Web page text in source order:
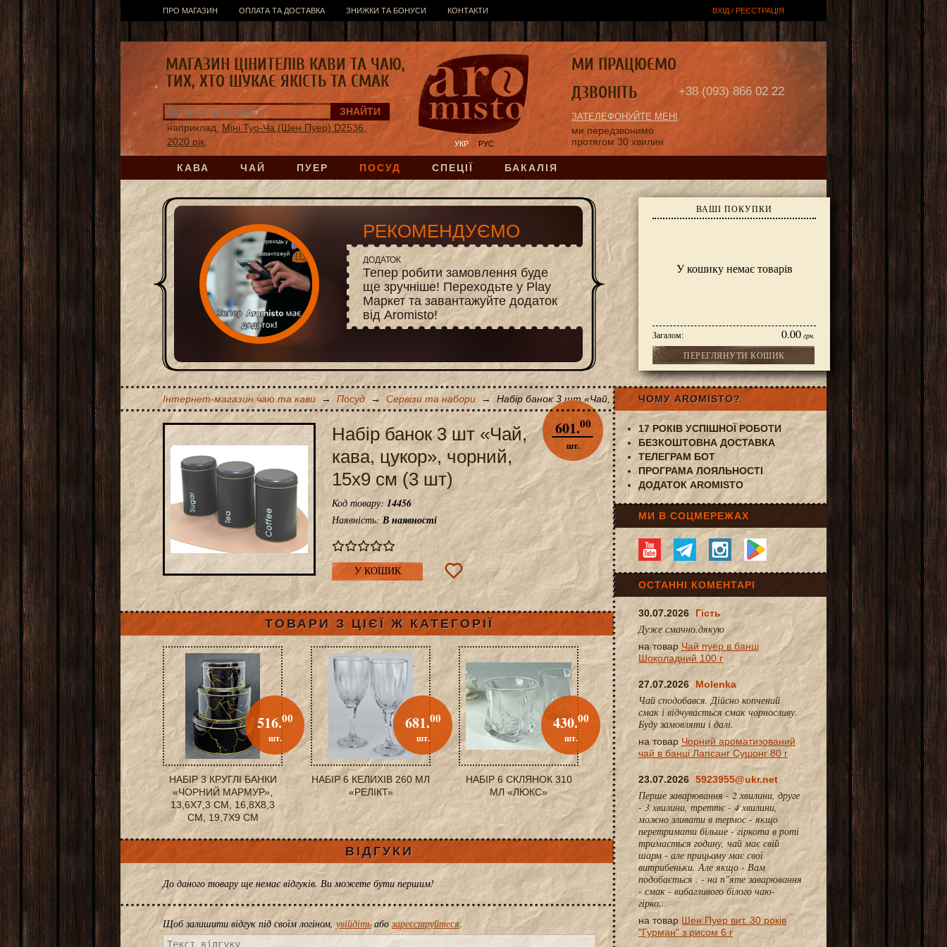
ПРО МАГАЗИН ОПЛАТА ТА ДОСТАВКА ЗНИЖКИ ТА БОНУСИ КОНТАКТИ ВХІД / РЕЄСТРАЦІЯ
КАВА ЧАЙ ПУЕР ПОСУД СПЕЦІЇ БАКАЛІЯ
УКР РУС
наприклад, Міні Туо-Ча (Шен Пуер) D2536,
2020 рік,
ВАШІ ПОКУПКИ
У кошику немає товарів
Загалом: 0.00 грн.
ПЕРЕГЛЯНУТИ КОШИК
+38 (093) 866 02 22
ЗАТЕЛЕФОНУЙТЕ МЕНІ
ми передзвонимо
протягом 30 хвилин
МАГАЗИН ЦІНИТЕЛІВ КАВИ ТА ЧАЮ,
ТИХ, ХТО ШУКАЄ ЯКІСТЬ ТА СМАК
МИ ПРАЦЮЄМО
ДЗВОНІТЬ
РЕКОМЕНДУЄМО
ДОДАТОК
Тепер робити замовлення буде
ще зручніше! Переходьте у Play
Маркет та завантажуйте додаток
від Aromisto!
Інтернет-магазин чаю та кави → Посуд → Сервізи та набори → Набір банок 3 шт «Чай, кава, цукор», чорний, 15x9 см (3 шт)
Набір банок 3 шт «Чай,
кава, цукор», чорний,
15x9 см (3 шт)
601.00
шт.
Код товару: 14456
Наявність:В наявності
У КОШИК
ТОВАРИ З ЦІЄЇ Ж КАТЕГОРІЇ
НАБІР 3 КРУГЛІ БАНКИ
«ЧОРНИЙ МАРМУР»,
13,6X7,3 СМ, 16,8X8,3
СМ, 19,7X9 СМ
516.00
шт.
НАБІР 6 КЕЛИХІВ 260 МЛ
«РЕЛІКТ»
681.00
шт.
НАБІР 6 СКЛЯНОК 310
МЛ «ЛЮКС»
430.00
шт.
ВІДГУКИ
До даного товару ще немає відгуків. Ви можете бути першим!
Щоб залишити відгук під своїм логіном, увійдіть абозареєструйтеся.
ЧОМУ AROMISTO?
17 РОКІВ УСПІШНОЇ РОБОТИ
БЕЗКОШТОВНА ДОСТАВКА
ТЕЛЕГРАМ БОТ
ПРОГРАМА ЛОЯЛЬНОСТІ
ДОДАТОК AROMISTO
МИ В СОЦМЕРЕЖАХ
ОСТАННІ КОМЕНТАРІ
30.07.2026 Гість
Дуже смачно.дякую
на товар Чай пуер в банці
Шоколадний 100 г
27.07.2026 Molenka
Чай сподобався. Дійсно копчений
смак і відчувається смак чорносливу.
Буду замовляти і далі.
на товар Чорний ароматизований
чай в банці Лапсанг Сушонг 80 г
23.07.2026 5923955@ukr.net
Перше заварювання - 2 хвилини, друге
- 3 хвилини, треттє - 4 хвилини,
можно зливати в термос - якщо
перетримати більше - гіркота в роті
тримається годину, чай має свій
шарм - але прицьому має свої
витрибеньки. Але якщо - Вам
подобається . - на п"яте заварювання
- смак - вибагливого білого чаю-
гірко...
на товар Шен Пуер вит. 30 років
"Гурман" з рисом 6 г